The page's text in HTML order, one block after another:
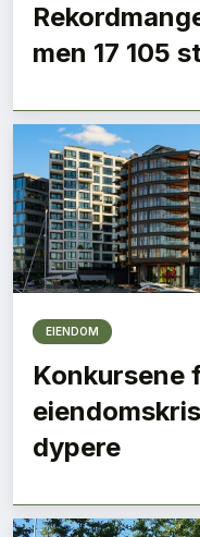
men 17 105
EIENDOM
Konkursene
dypere